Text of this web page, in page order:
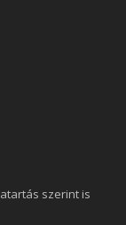
szerint is